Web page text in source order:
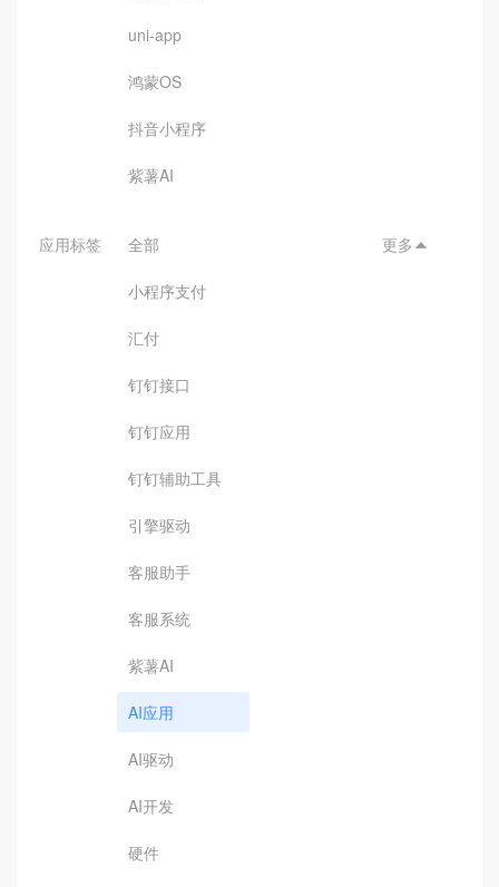
uni-app
鸿蒙OS
抖音小程序
紫薯AI
应用标签 全部
小程序支付
汇付
钉钉接口
钉钉应用
钉钉辅助工具
引擎驱动
客服助手
客服系统
紫薯AI
AI应用
AI驱动
AI开发
硬件
更多 